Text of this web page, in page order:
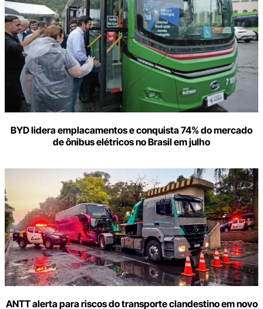
BYD lidera emplacamentos e conquista 74% do mercado
de ônibus elétricos no Brasil em julho
ANTT alerta para riscos do transporte clandestino em novo